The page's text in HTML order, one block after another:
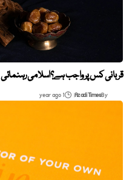
قربانی کس پر واجب ہے؟اسلامی رہنمائی
By
Azadi Times
1 year ago